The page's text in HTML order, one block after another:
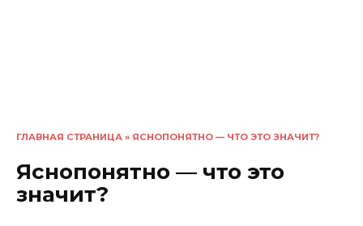
ГЛАВНАЯ СТРАНИЦА » ЯСНОПОНЯТНО — ЧТО ЭТО ЗНАЧИТ?
Яснопонятно — что это
значит?